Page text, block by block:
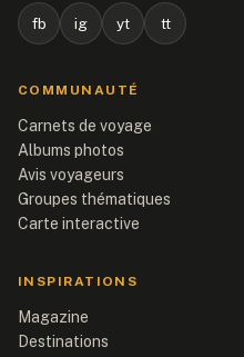
fb ig yt tt
COMMUNAUTÉ
Carnets de voyage
Albums photos
Avis voyageurs
Groupes thématiques
Carte interactive
INSPIRATIONS
Magazine
Destinations